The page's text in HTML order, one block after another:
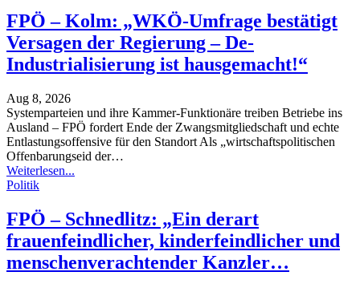
FPÖ – Kolm: „WKÖ-Umfrage bestätigt
Versagen der Regierung – De-
Industrialisierung ist hausgemacht!“
Aug 8, 2026
Systemparteien und ihre Kammer-Funktionäre treiben Betriebe ins
Ausland – FPÖ fordert Ende der Zwangsmitgliedschaft und echte
Entlastungsoffensive für den Standort Als „wirtschaftspolitischen
Offenbarungseid der…
Weiterlesen...
Politik
FPÖ – Schnedlitz: „Ein derart
frauenfeindlicher, kinderfeindlicher und
menschenverachtender Kanzler…